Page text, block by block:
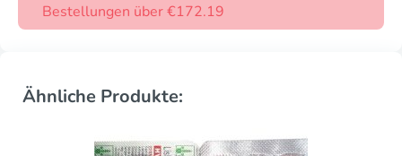
Bestellungen über €172.19
Ähnliche Produkte: